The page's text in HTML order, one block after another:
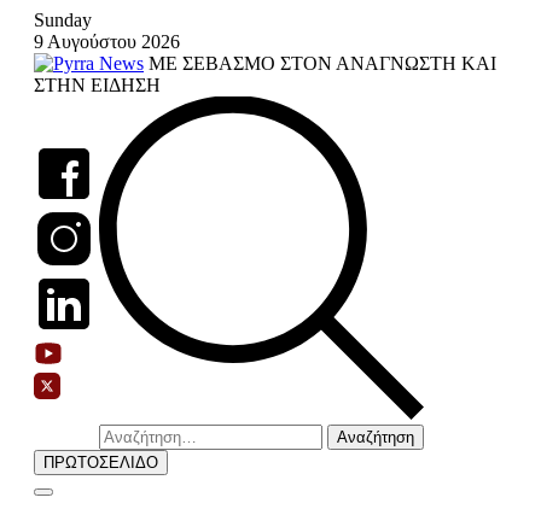
Skip
content
Sunday
9 Αυγούστου 2026
ΜΕ ΣΕΒΑΣΜΟ ΣΤΟΝ ΑΝΑΓΝΩΣΤΗ ΚΑΙ
ΣΤΗΝ ΕΙΔΗΣΗ
Αναζήτηση
για:
ΠΡΩΤΟΣΕΛΙΔΟ